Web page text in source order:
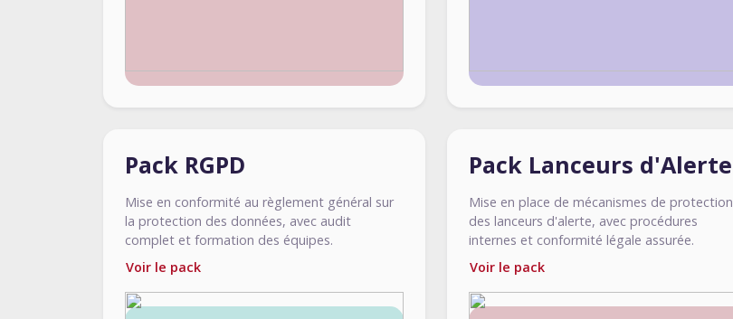
Pack RGPD
Mise en conformité au règlement général sur
la protection des données, avec audit
complet et formation des équipes.
Voir le pack
Pack Lanceurs d'Alerte
Mise en place de mécanismes de protection
des lanceurs d'alerte, avec procédures
internes et conformité légale assurée.
Voir le pack